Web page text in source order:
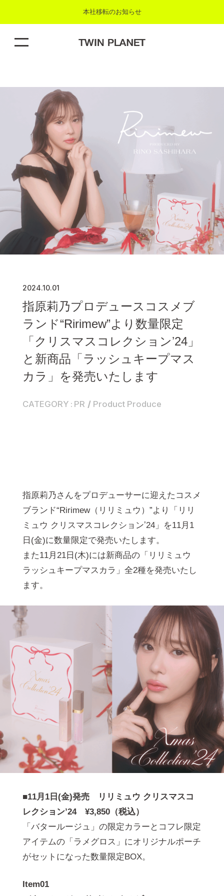
本社移転のお知らせ
2024.10.01
指原莉乃プロデュースコスメブ
ランド“Ririmew”より数量限定
「クリスマスコレクションʼ24」
と新商品「ラッシュキープマス
カラ」を発売いたします
CATEGORY PR Product Produce
指原莉乃さんをプロデューサーに迎えたコスメ
ブランド“Ririmew（リリミュウ）”より「リリ
ミュウ クリスマスコレクションʼ24」を11⽉1
⽇(⾦)に数量限定で発売いたします。
また11⽉21⽇(⽊)には新商品の「リリミュウ
ラッシュキープマスカラ」全2種を発売いたし
ます。
■11月1日(金)発売 リリミュウ クリスマスコ
レクションʼ24 ¥3,850（税込）
「バタールージュ」の限定カラーとコフレ限定
アイテムの「ラメグロス」にオリジナルポーチ
がセットになった数量限定BOX。
Item01